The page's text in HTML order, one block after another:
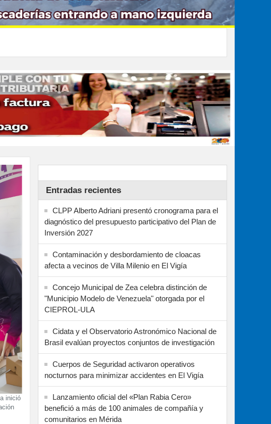
inició
Entradas recientes
CLPP Alberto Adriani presentó cronograma para el
diagnóstico del presupuesto participativo del Plan de
Inversión 2027
Contaminación y desbordamiento de cloacas
afecta a vecinos de Villa Milenio en El Vigía
Concejo Municipal de Zea celebra distinción de
"Municipio Modelo de Venezuela" otorgada por el
CIEPROL-ULA
Cidata y el Observatorio Astronómico Nacional de
Brasil evalúan proyectos conjuntos de investigación
Cuerpos de Seguridad activaron operativos
nocturnos para minimizar accidentes en El Vigía
Lanzamiento oficial del «Plan Rabia Cero»
benefició a más de 100 animales de compañía y
comunitarios en Mérida